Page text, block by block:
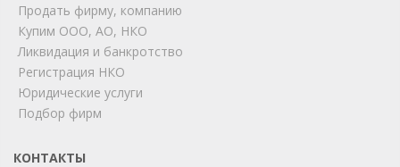
Продать фирму, компанию
Купим ООО, АО, НКО
Ликвидация и банкротство
Регистрация НКО
Юридические услуги
Подбор фирм
КОНТАКТЫ
Мы на связи!
Позвоните нам или свяжитесь с нами через любой
удобный мессенджер!
Telegram
Телефон